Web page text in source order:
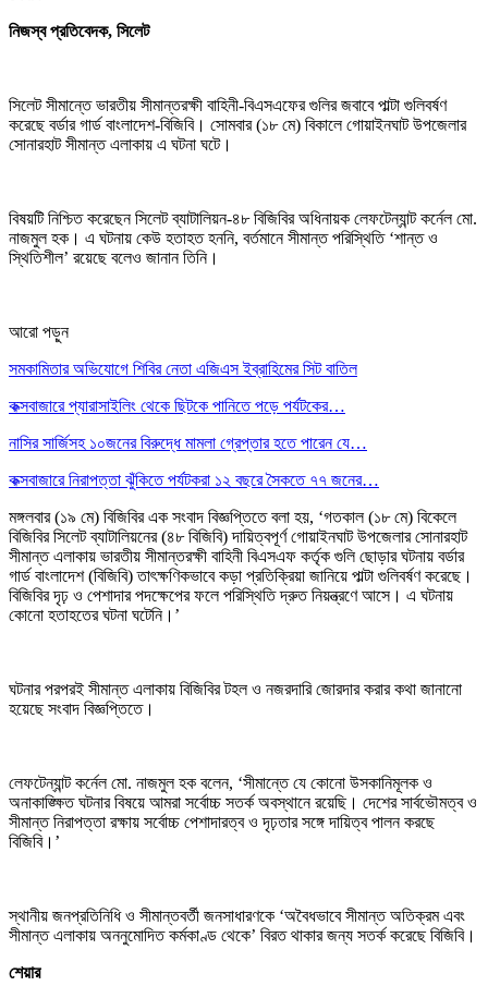
নিজস্ব প্রতিবেদক, সিলেট
সিলেট সীমান্তে ভারতীয় সীমান্তরক্ষী বাহিনী-বিএসএফের গুলির জবাবে পাল্টা গুলিবর্ষণ
করেছে বর্ডার গার্ড বাংলাদেশ-বিজিবি। সোমবার (১৮ মে) বিকালে গোয়াইনঘাট উপজেলার
সোনারহাট সীমান্ত এলাকায় এ ঘটনা ঘটে।
বিষয়টি নিশ্চিত করেছেন সিলেট ব্যাটালিয়ন-৪৮ বিজিবির অধিনায়ক লেফটেন্যান্ট কর্নেল মো.
নাজমুল হক। এ ঘটনায় কেউ হতাহত হননি, বর্তমানে সীমান্ত পরিস্থিতি ‘শান্ত ও
স্থিতিশীল’ রয়েছে বলেও জানান তিনি।
আরো পড়ুন
সমকামিতার অভিযোগে শিবির নেতা এজিএস ইব্রাহিমের সিট বাতিল
কক্সবাজারে প্যারাসাইলিং থেকে ছিটকে পানিতে পড়ে পর্যটকের…
নাসির সার্জিসহ ১০জনের বিরুদ্ধে মামলা গ্রেপ্তার হতে পারেন যে…
কক্সবাজারে নিরাপত্তা ঝুঁকিতে পর্যটকরা ১২ বছরে সৈকতে ৭৭ জনের…
মঙ্গলবার (১৯ মে) বিজিবির এক সংবাদ বিজ্ঞপ্তিতে বলা হয়, ‘গতকাল (১৮ মে) বিকেলে
বিজিবির সিলেট ব্যাটালিয়নের (৪৮ বিজিবি) দায়িত্বপূর্ণ গোয়াইনঘাট উপজেলার সোনারহাট
সীমান্ত এলাকায় ভারতীয় সীমান্তরক্ষী বাহিনী বিএসএফ কর্তৃক গুলি ছোড়ার ঘটনায় বর্ডার
গার্ড বাংলাদেশ (বিজিবি) তাৎক্ষণিকভাবে কড়া প্রতিক্রিয়া জানিয়ে পাল্টা গুলিবর্ষণ করেছে।
বিজিবির দৃঢ় ও পেশাদার পদক্ষেপের ফলে পরিস্থিতি দ্রুত নিয়ন্ত্রণে আসে। এ ঘটনায়
কোনো হতাহতের ঘটনা ঘটেনি।’
ঘটনার পরপরই সীমান্ত এলাকায় বিজিবির টহল ও নজরদারি জোরদার করার কথা জানানো
হয়েছে সংবাদ বিজ্ঞপ্তিতে।
লেফটেন্যান্ট কর্নেল মো. নাজমুল হক বলেন, ‘সীমান্তে যে কোনো উসকানিমূলক ও
অনাকাঙ্ক্ষিত ঘটনার বিষয়ে আমরা সর্বোচ্চ সতর্ক অবস্থানে রয়েছি। দেশের সার্বভৌমত্ব ও
সীমান্ত নিরাপত্তা রক্ষায় সর্বোচ্চ পেশাদারত্ব ও দৃঢ়তার সঙ্গে দায়িত্ব পালন করছে
বিজিবি।’
স্থানীয় জনপ্রতিনিধি ও সীমান্তবর্তী জনসাধারণকে ‘অবৈধভাবে সীমান্ত অতিক্রম এবং
সীমান্ত এলাকায় অননুমোদিত কর্মকাণ্ড থেকে’ বিরত থাকার জন্য সতর্ক করেছে বিজিবি।
শেয়ার